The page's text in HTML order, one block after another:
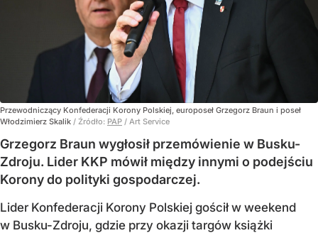
Przewodniczący Konfederacji Korony Polskiej, europoseł Grzegorz Braun i poseł
Włodzimierz Skalik / Źródło: PAP / Art Service
Grzegorz Braun wygłosił przemówienie w Busku-
Zdroju. Lider KKP mówił między innymi o podejściu
Korony do polityki gospodarczej.
Lider Konfederacji Korony Polskiej gościł w weekend
w Busku-Zdroju, gdzie przy okazji targów książki